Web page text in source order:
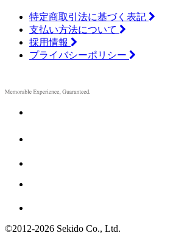
特定商取引法に基づく表記
支払い方法について
採用情報
プライバシーポリシー
©2012-2026 Sekido Co., Ltd.